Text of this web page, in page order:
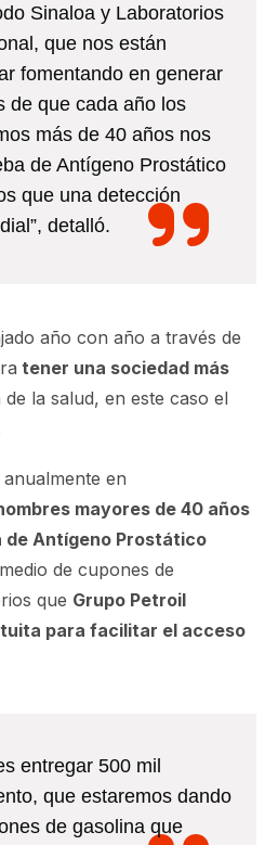
Sinaloa y Laboratorios
que nos están
fomentando en generar
de que cada año los
más de 40 años nos
de Antígeno Prostático
que una detección
detalló.
año con año a través de
tener una sociedad más
la salud, en este caso el
en
mayores de 40 años
de Antígeno Prostático
de cupones de
que Grupo Petroil
para facilitar el acceso
entregar 500 mil
que estaremos dando
de gasolina que